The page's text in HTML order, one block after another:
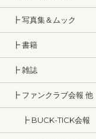
┣ 写真集＆ムック
┣ 書籍
┣ 雑誌
┣ ファンクラブ会報 他
┣ BUCK-TICK会報